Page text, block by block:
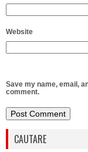
Website
Save my name, email,
comment.
CAUTARE